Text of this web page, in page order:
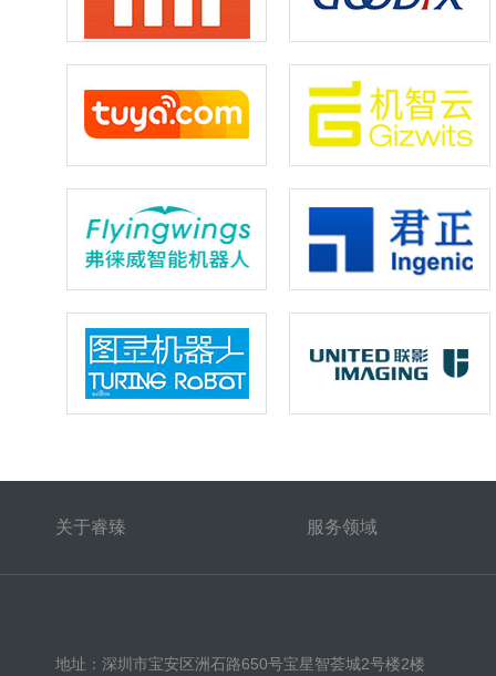
关于睿臻 服务领域
地址：深圳市宝安区洲石路650号宝星智荟城2号楼2楼